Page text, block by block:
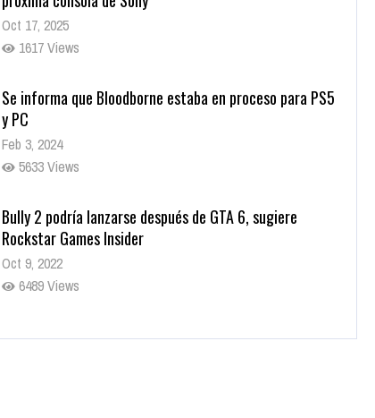
Oct 17, 2025
1617 Views
Se informa que Bloodborne estaba en proceso para PS5
y PC
Feb 3, 2024
5633 Views
Bully 2 podría lanzarse después de GTA 6, sugiere
Rockstar Games Insider
Oct 9, 2022
6489 Views
Rumor: Se filtran los primeros detalles de Resident Evil